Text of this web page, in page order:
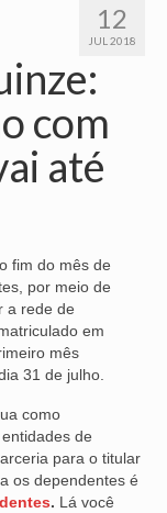
12
JUL 2018
com
até
fim do mês de
por meio de
a rede de
em
mês
31 de julho.
como
de
para o titular
os dependentes é
. Lá você